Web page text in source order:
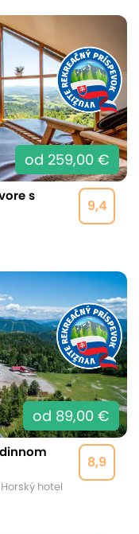
od 259,00 €
9,4
s
od 89,00 €
8,9
hotel